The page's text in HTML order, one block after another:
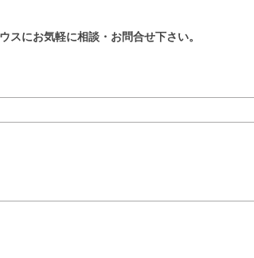
にお気軽に相談・お問合せ下さい。